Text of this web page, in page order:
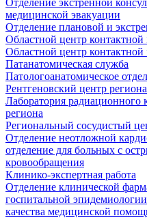
медицинской эвакуации
Отделение плановой и
Областной центр контактной
Областной центр контактной
Патанатомическая служба
Патологоанатомическое
Рентгеновский центр региона
Лаборатория радиационного
региона
Региональный сосудистый
Отделение неотложной
отделение для больных с
кровообращения
Клинико-экспертная работа
Отделение клинической
госпитальной эпидемиологии
качества медицинской